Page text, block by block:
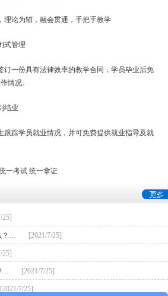
论为辅，融会贯通，手把手教学
式管理
一份具有法律效率的教学合同，学员毕业后免
情况。
结业
踪学员就业情况，并可免费提供就业指导及就
考试 统一拿证
？… [2021/7/25]
… [2021/7/25]
7/25]